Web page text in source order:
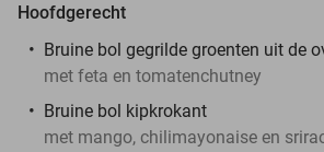
Hoofdgerecht
Bruine bol gegrilde groenten uit de
met feta en tomatenchutney
Bruine bol kipkrokant
met mango, chilimayonaise en